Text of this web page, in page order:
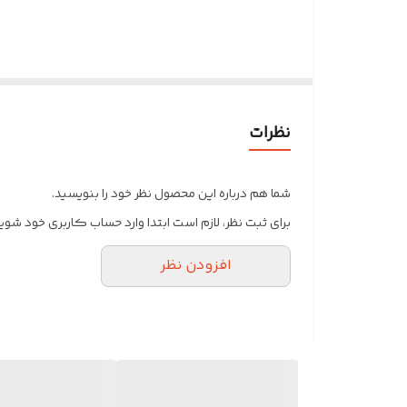
نظرات
شما هم درباره این محصول نظر خود را بنویسید.
برای ثبت نظر، لازم است ابتدا وارد حساب کاربری خود
افزودن نظر